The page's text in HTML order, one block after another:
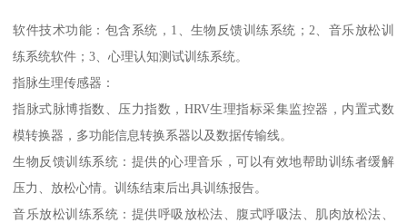
软件技术功能：包含系统，1、生物反馈训练系统；2、音乐放松训
练系统软件；3、心理认知测试训练系统。
指脉生理传感器：
指脉式脉博指数、压力指数，HRV生理指标采集监控器，内置式数
模转换器，多功能信息转换系器以及数据传输线。
生物反馈训练系统：提供的心理音乐，可以有效地帮助训练者缓解
压力、放松心情。训练结束后出具训练报告。
音乐放松训练系统：提供呼吸放松法、腹式呼吸法、肌肉放松法、